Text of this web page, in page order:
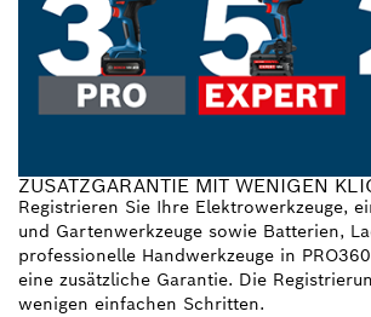
ZUSATZGARANTIE MIT WENIGEN
Registrieren Sie Ihre Elektrowerkzeuge,
und Gartenwerkzeuge sowie Batterien,
professionelle Handwerkzeuge in
eine zusätzliche Garantie. Die
wenigen einfachen Schritten.